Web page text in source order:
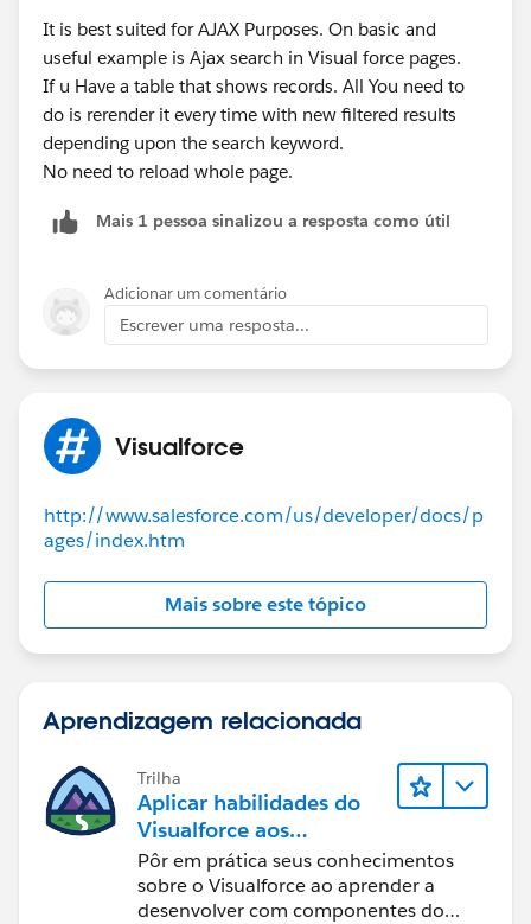
It is best suited for AJAX Purposes. On basic and
useful example is Ajax search in Visual force pages.
If u Have a table that shows records. All You need to
do is rerender it every time with new filtered results
depending upon the search keyword.
No need to reload whole page.
Mais 1 pessoa sinalizou a resposta como útil
Adicionar um comentário
Escrever uma resposta...
Visualforce
http://www.salesforce.com/us/developer/docs/p
ages/index.htm
Mais sobre este tópico
Aprendizagem relacionada
Trilha
Aplicar habilidades do
Visualforce aos
Componentes do
Lightning
Pôr em prática seus conhecimentos
sobre o Visualforce ao aprender a
desenvolver com componentes do